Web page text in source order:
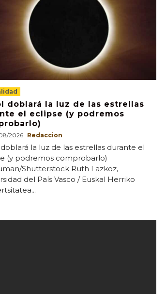
doblará la luz de las estrellas
el eclipse (y podremos
2026 Redaccion
doblará la luz de las estrellas durante el
(y podremos comprobarlo)
Shutterstock Ruth Lazkoz,
del País Vasco / Euskal Herriko